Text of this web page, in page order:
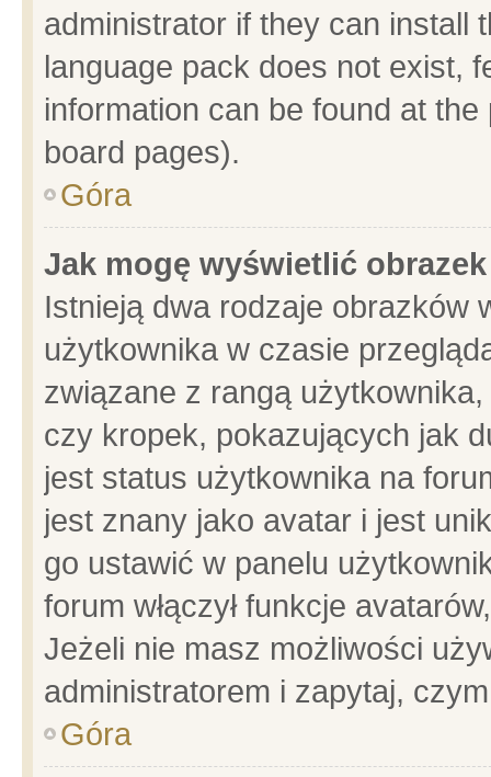
administrator if they can install
language pack does not exist,
information can be found at
board pages).
Góra
Jak mogę wyświetlić
Istnieją dwa rodzaje obrazków
użytkownika w czasie
związane z rangą
czy kropek, pokazujących jak
jest status użytkownika na
jest znany jako avatar i jest
go ustawić w panelu
forum włączył funkcje
Jeżeli nie masz możliwości
administratorem i zapytaj,
Góra